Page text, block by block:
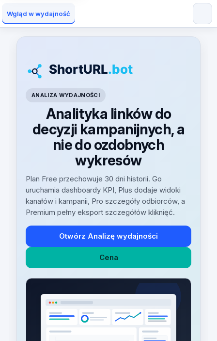
Wgląd w wydajność
ANALIZA WYDAJNOŚCI
Analityka linków do
decyzji kampanijnych, a
nie do ozdobnych
wykresów
Plan Free przechowuje 30 dni historii. Go
uruchamia dashboardy KPI, Plus dodaje widoki
kanałów i kampanii, Pro szczegóły odbiorców, a
Premium pełny eksport szczegółów kliknięć.
Otwórz Analizę wydajności
Cena